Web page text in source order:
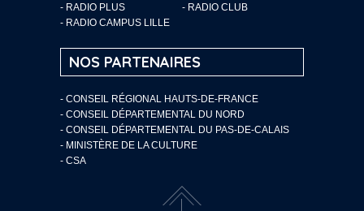
- RADIO PLUS
- RADIO CLUB
- RADIO CAMPUS LILLE
NOS PARTENAIRES
- CONSEIL RÉGIONAL HAUTS-DE-FRANCE
- CONSEIL DÉPARTEMENTAL DU NORD
- CONSEIL DÉPARTEMENTAL DU PAS-DE-CALAIS
- MINISTÈRE DE LA CULTURE
- CSA